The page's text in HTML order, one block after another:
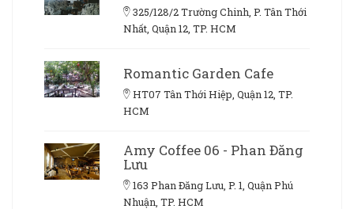
325/128/2 Trường Chinh, P. Tân Thới
Nhất, Quận 12, TP. HCM
Romantic Garden Cafe
HT07 Tân Thới Hiệp, Quận 12, TP.
HCM
Amy Coffee 06 - Phan Đăng
Lưu
163 Phan Đăng Lưu, P. 1, Quận Phú
Nhuận, TP. HCM